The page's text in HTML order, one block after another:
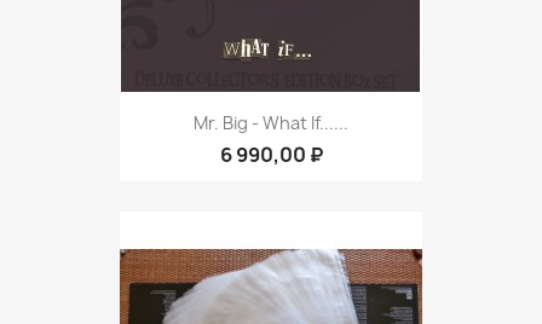
Mr. Big - What If......
6 990,00 ₽